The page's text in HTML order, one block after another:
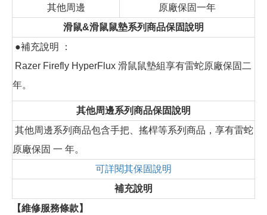
其他周邊
原廠保固一年
滑鼠&滑鼠鼠墊系列商品保固說明
●補充說明 ：
Razer Firefly HyperFlux 滑鼠鼠墊組享有雷蛇原廠保固二
年。
其他周邊系列商品保固說明
其他周邊系列商品包含手把、搖桿等系列商品，享有雷蛇
原廠保固 一 年。
可詳閱其保固說明
補充說明
【維修服務條款】